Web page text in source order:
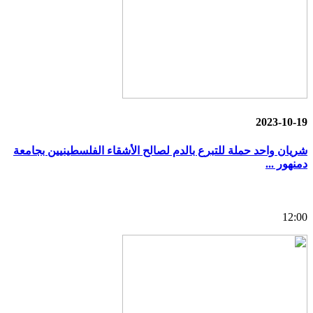
2023-10-19
شريان واحد حملة للتبرع بالدم لصالح الأشقاء الفلسطينيين بجامعة
دمنهور ...
12:00